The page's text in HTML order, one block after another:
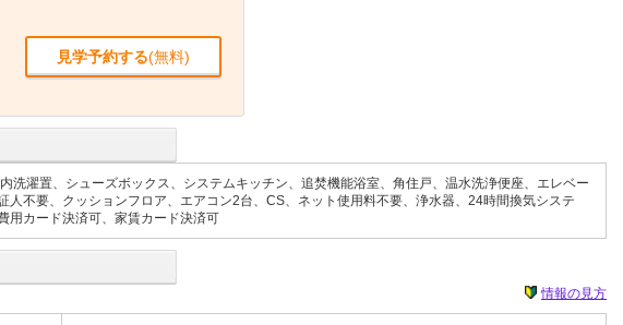
見学予約する(無料)
濯置、シューズボックス、システムキッチン、追焚機能浴室、角住戸、温水洗浄便座、エレベー
不要、クッションフロア、エアコン2台、CS、ネット使用料不要、浄水器、24時間換気システ
用カード決済可、家賃カード決済可
情報の見方